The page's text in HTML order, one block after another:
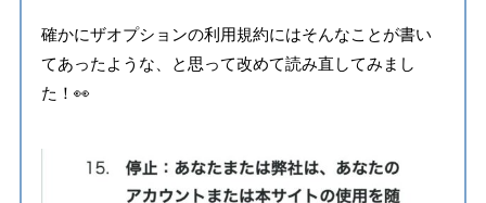
確かにザオプションの利用規約にはそんなことが書い
てあったような、と思って改めて読み直してみまし
た！👀